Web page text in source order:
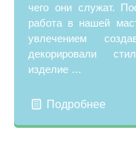
чего они служат.
работа в нашей
увлечением
декорировали
изделие …
Подробнее